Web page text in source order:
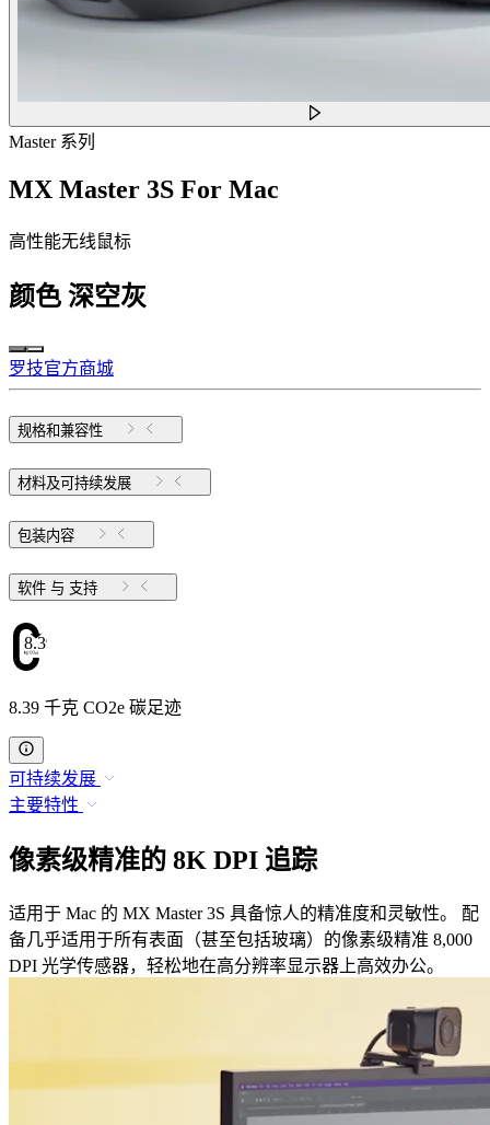
Master 系列
MX Master 3S For Mac
高性能无线鼠标
颜色 深空灰
罗技官方商城
规格和兼容性
材料及可持续发展
包装内容
软件 与 支持
8.39
8.39 千克 CO2e 碳足迹
可持续发展
主要特性
像素级精准的 8K DPI 追踪
适用于 Mac 的 MX Master 3S 具备惊人的精准度和灵敏性。 配
备几乎适用于所有表面（甚至包括玻璃）的像素级精准 8,000
DPI 光学传感器，轻松地在高分辨率显示器上高效办公。